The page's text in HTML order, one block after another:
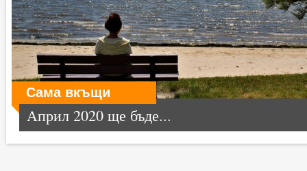
Сама вкъщи
Април 2020 ще бъде...